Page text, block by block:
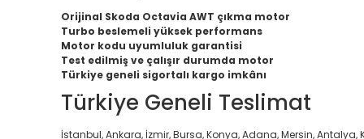
Orijinal Skoda Octavia AWT çıkma motor
Turbo beslemeli yüksek performans
Motor kodu uyumluluk garantisi
Test edilmiş ve çalışır durumda motor
Türkiye geneli sigortalı kargo imkânı
Türkiye Geneli Teslimat
İstanbul, Ankara, İzmir, Bursa, Konya, Adana, Mersin, Antalya,